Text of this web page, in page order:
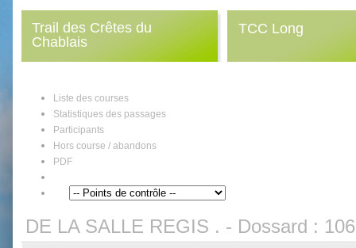
Trail des Crêtes du
Chablais
TCC Long
Liste des courses
Statistiques des passages
Participants
Hors course / abandons
PDF
DE LA SALLE REGIS . - Dossard :